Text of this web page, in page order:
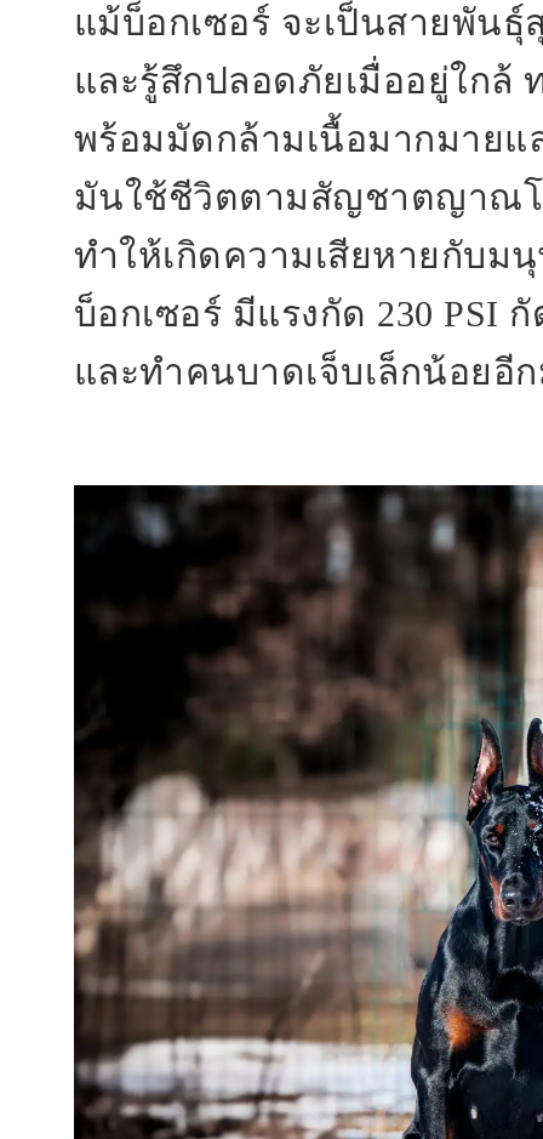
แม้บ็อกเซอร์ จะเป็นสายพัน
และรู้สึกปลอดภัยเมื่ออยู่ใกล้
พร้อมมัดกล้ามเนื้อมากมายแ
มันใช้ชีวิตตามสัญชาตญาณโ
ทำให้เกิดความเสียหายกับม
บ็อกเซอร์ มีแรงกัด 230 PSI
และทำคนบาดเจ็บเล็กน้อยอี